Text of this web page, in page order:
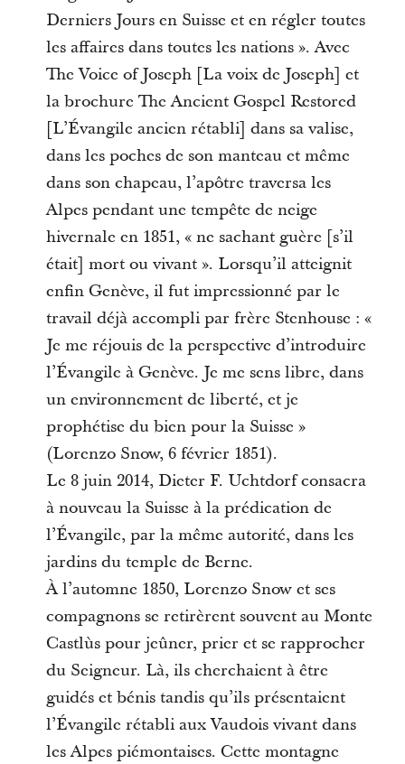
Derniers Jours en Suisse et en régler toutes
les affaires dans toutes les nations ». Avec
The Voice of Joseph [La voix de Joseph] et
la brochure The Ancient Gospel Restored
[L’Évangile ancien rétabli] dans sa valise,
dans les poches de son manteau et même
dans son chapeau, l’apôtre traversa les
Alpes pendant une tempête de neige
hivernale en 1851, « ne sachant guère [s’il
était] mort ou vivant ». Lorsqu’il atteignit
enfin Genève, il fut impressionné par le
travail déjà accompli par frère Stenhouse : «
Je me réjouis de la perspective d’introduire
l’Évangile à Genève. Je me sens libre, dans
un environnement de liberté, et je
prophétise du bien pour la Suisse »
(Lorenzo Snow, 6 février 1851).
Le 8 juin 2014, Dieter F. Uchtdorf consacra
à nouveau la Suisse à la prédication de
l’Évangile, par la même autorité, dans les
jardins du temple de Berne.
À l’automne 1850, Lorenzo Snow et ses
compagnons se retirèrent souvent au Monte
Castlùs pour jeûner, prier et se rapprocher
du Seigneur. Là, ils cherchaient à être
guidés et bénis tandis qu’ils présentaient
l’Évangile rétabli aux Vaudois vivant dans
les Alpes piémontaises. Cette montagne